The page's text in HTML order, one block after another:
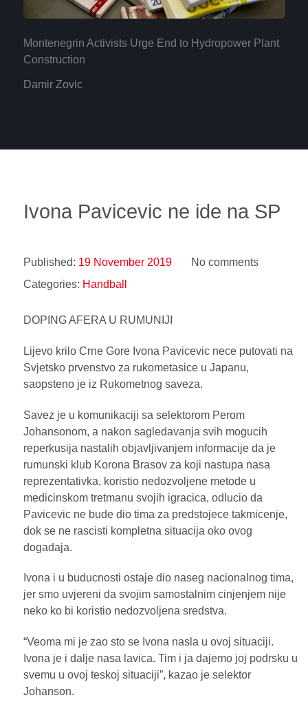
Montenegrin Activists Urge End to Hydropower Plant
Construction
Damir Zovic
Ivona Pavicevic ne ide na SP
Published: 19 November 2019
No comments
Categories: Handball
DOPING AFERA U RUMUNIJI
Lijevo krilo Crne Gore Ivona Pavicevic nece putovati na
Svjetsko prvenstvo za rukometasice u Japanu,
saopsteno je iz Rukometnog saveza.
Savez je u komunikaciji sa selektorom Perom
Johansonom, a nakon sagledavanja svih mogucih
reperkusija nastalih objavljivanjem informacije da je
rumunski klub Korona Brasov za koji nastupa nasa
reprezentativka, koristio nedozvoljene metode u
medicinskom tretmanu svojih igracica, odlucio da
Pavicevic ne bude dio tima za predstojece takmicenje,
dok se ne rascisti kompletna situacija oko ovog
dogadaja.
Ivona i u buducnosti ostaje dio naseg nacionalnog tima,
jer smo uvjereni da svojim samostalnim cinjenjem nije
neko ko bi koristio nedozvoljena sredstva.
“Veoma mi je zao sto se Ivona nasla u ovoj situaciji.
Ivona je i dalje nasa lavica. Tim i ja dajemo joj podrsku u
svemu u ovoj teskoj situaciji”, kazao je selektor
Johanson.